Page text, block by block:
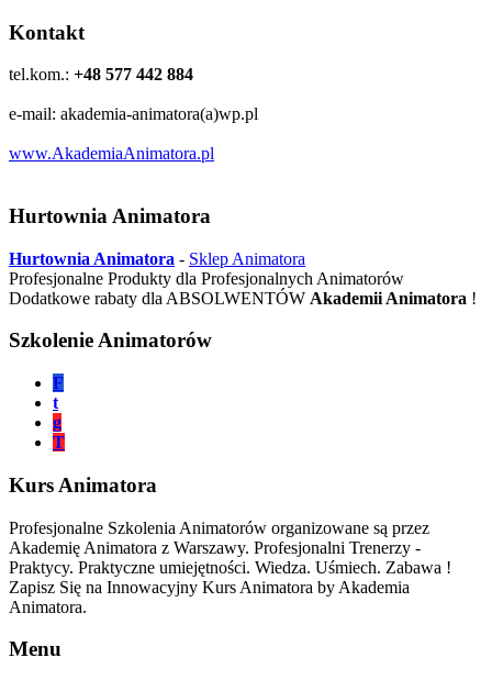
Kontakt
tel.kom.: +48 577 442 884
e-mail: akademia-animatora(a)wp.pl
www.AkademiaAnimatora.pl
Hurtownia Animatora
Hurtownia Animatora - Sklep Animatora
Profesjonalne Produkty dla Profesjonalnych Animatorów
Dodatkowe rabaty dla ABSOLWENTÓW Akademii Animatora !
Szkolenie Animatorów
F
t
g
T
Kurs Animatora
Profesjonalne Szkolenia Animatorów organizowane są przez
Akademię Animatora z Warszawy. Profesjonalni Trenerzy -
Praktycy. Praktyczne umiejętności. Wiedza. Uśmiech. Zabawa !
Zapisz Się na Innowacyjny Kurs Animatora by Akademia
Animatora.
Menu